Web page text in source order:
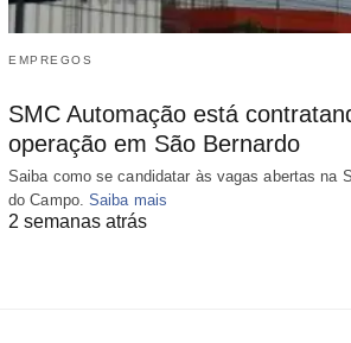
EMPREGOS
SMC Automação está
operação em São Bernardo
Saiba como se candidatar às vagas abertas na
do Campo. Saiba mais
2 semanas atrás